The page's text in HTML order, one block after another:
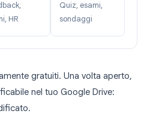
HR
Quiz, esami,
sondaggi
gratuiti. Una volta aperto,
nel tuo Google Drive: